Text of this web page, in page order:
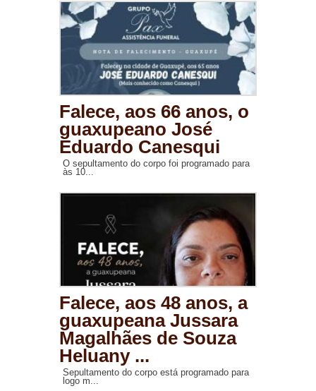
Falece, aos 66 anos, o
guaxupeano José
Eduardo Canesqui
O sepultamento do corpo foi programado para
às 10...
Falece, aos 48 anos, a
guaxupeana Jussara
Magalhães de Souza
Heluany ...
Sepultamento do corpo está programado para
logo m...